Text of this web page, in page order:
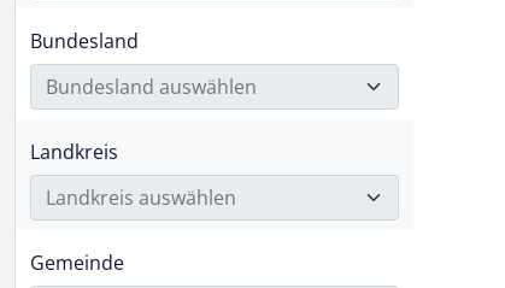
Bundesland
Bundesland auswählen
Landkreis
Landkreis auswählen
Gemeinde